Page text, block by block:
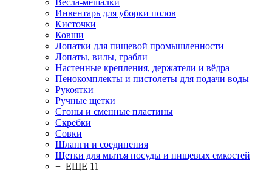
Весла-мешалки
Инвентарь для уборки полов
Кисточки
Ковши
Лопатки для пищевой промышленности
Лопаты, вилы, грабли
Настенные крепления, держатели и вёдра
Пенокомплекты и пистолеты для подачи воды
Рукоятки
Ручные щетки
Сгоны и сменные пластины
Скребки
Совки
Шланги и соединения
Щетки для мытья посуды и пищевых емкостей
+ ЕЩЕ 11